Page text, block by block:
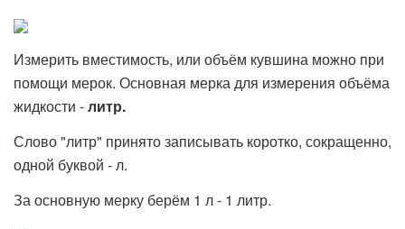
Измерить вместимость, или объём кувшина можно при
помощи мерок. Основная мерка для измерения объёма
жидкости -литр.
Слово "литр" принято записывать коротко, сокращенно,
одной буквой - л.
За основную мерку берём 1 л - 1 литр.